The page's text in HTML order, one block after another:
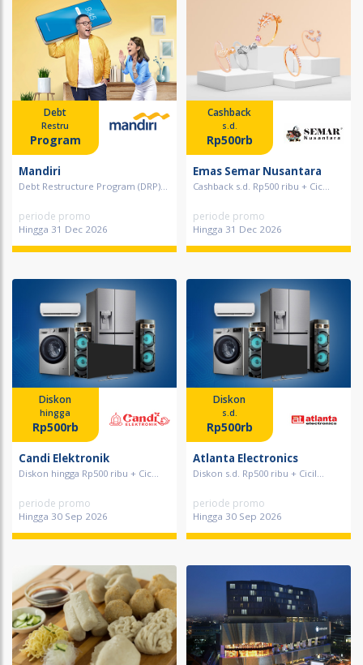
Debt
Restru
Program
Mandiri
Debt Restructure Program (DRP)...
periode promo
Hingga 31 Dec 2026
Cashback
s.d.
Rp500rb
Emas Semar Nusantara
Cashback s.d. Rp500 ribu + Cic...
periode promo
Hingga 31 Dec 2026
Diskon
hingga
Rp500rb
Candi Elektronik
Diskon hingga Rp500 ribu + Cic...
periode promo
Hingga 30 Sep 2026
Diskon
s.d.
Rp500rb
Atlanta Electronics
Diskon s.d. Rp500 ribu + Cicil...
periode promo
Hingga 30 Sep 2026